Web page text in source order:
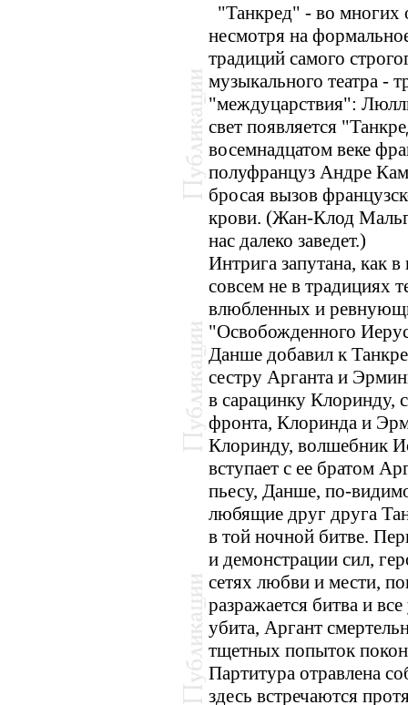
"Танкред" - во
несмотря на
традиций самого
музыкального театра -
"междуцарствия":
свет появляется
восемнадцатом веке
полуфранцуз Андре
бросая вызов
крови. (Жан-Клод
нас далеко заведет.)
Интрига запутана, как
совсем не в традициях
влюбленных и
"Освобожденного
Данше добавил к
сестру Арганта и
в сарацинку Клоринду,
фронта, Клоринда и
Клоринду, волшебник
вступает с ее братом
пьесу, Данше, по-
любящие друг друга
в той ночной битве.
и демонстрации сил,
сетях любви и мести,
разражается битва и
убита, Аргант
тщетных попыток
Партитура отравлена
здесь встречаются